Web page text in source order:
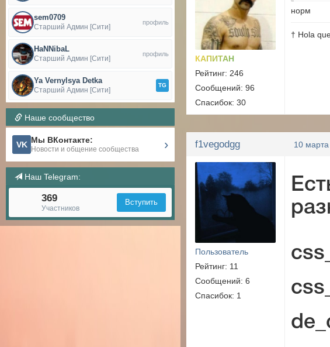
sem0709
Старший Админ [Сити]
профиль
HaNNibaL
Старший Админ [Сити]
профиль
Ya Vernylsya Detka
Старший Админ [Сити]
TG
Наше сообщество
VK Мы ВКонтакте:
Новости и общение сообщества ›
Наш Telegram:
369
Участников
Вступить
КАПИТАН
Рейтинг: 246
Сообщений: 96
Спасибок: 30
норм
† Hola
f1vegodgg 10
Пользователь
Рейтинг: 11
Сообщений: 6
Спасибок: 1